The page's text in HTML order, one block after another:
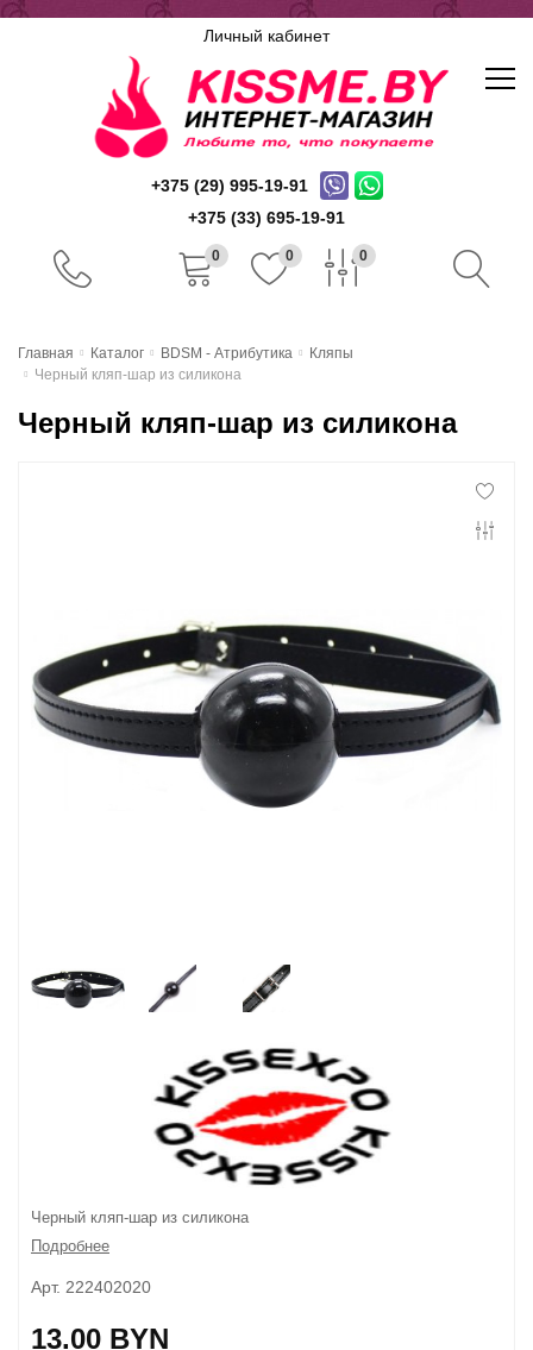
Личный кабинет
+375 (29) 995-19-91
+375 (33) 695-19-91
0 0 0
Доставка и оплата
Гарантии и возврат
Беспроцентная рассрочка
Главная Каталог BDSM - Атрибутика
Кляпы
Черный кляп-шар из силикона
Черный кляп-шар из силикона
Черный кляп-шар из силикона
Подробнее
Арт. 222402020
13.00 BYN